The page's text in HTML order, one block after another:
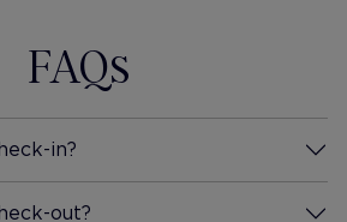
FAQs
in?
out?